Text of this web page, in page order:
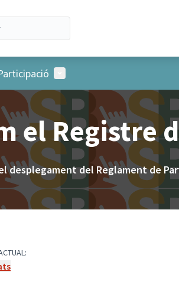
Menú d'usuari
el Registre
desplegament del Reglament de